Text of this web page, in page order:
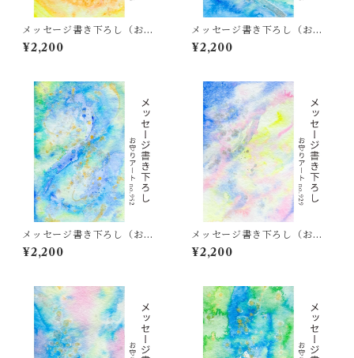
メッセージ書き下ろし（お守
りアート974）
¥2,200
メッセージ書き下ろし（お守
りアート965）
¥2,200
メッセージ書き下ろし（お守
りアート952）
¥2,200
メッセージ書き下ろし（お守
りアート929）
¥2,200